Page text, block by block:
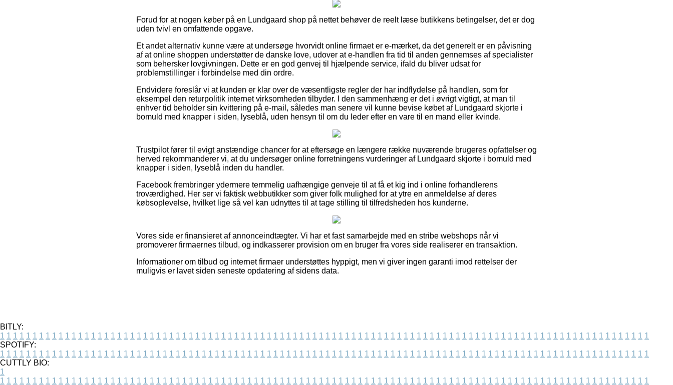
Forud for at nogen køber på en Lundgaard shop på nettet behøver de reelt læse butikkens betingelser, det er dog
uden tvivl en omfattende opgave.
Et andet alternativ kunne være at undersøge hvorvidt online firmaet er e-mærket, da det generelt er en påvisning
af at online shoppen understøtter de danske love, udover at e-handlen fra tid til anden gennemses af specialister
som behersker lovgivningen. Dette er en god genvej til hjælpende service, ifald du bliver udsat for
problemstillinger i forbindelse med din ordre.
Endvidere foreslår vi at kunden er klar over de væsentligste regler der har indflydelse på handlen, som for
eksempel den returpolitik internet virksomheden tilbyder. I den sammenhæng er det i øvrigt vigtigt, at man til
enhver tid beholder sin kvittering på e-mail, således man senere vil kunne bevise købet af Lundgaard skjorte i
bomuld med knapper i siden, lyseblå, uden hensyn til om du leder efter en vare til en mand eller kvinde.
Trustpilot fører til evigt anstændige chancer for at eftersøge en længere række nuværende brugeres opfattelser og
herved rekommanderer vi, at du undersøger online forretningens vurderinger af Lundgaard skjorte i bomuld med
knapper i siden, lyseblå inden du handler.
Facebook frembringer ydermere temmelig uafhængige genveje til at få et kig ind i online forhandlerens
troværdighed. Her ser vi faktisk webbutikker som giver folk mulighed for at ytre en anmeldelse af deres
købsoplevelse, hvilket lige så vel kan udnyttes til at tage stilling til tilfredsheden hos kunderne.
Vores side er finansieret af annonceindtægter. Vi har et fast samarbejde med en stribe webshops når vi
promoverer firmaernes tilbud, og indkasserer provision om en bruger fra vores side realiserer en transaktion.
Informationer om tilbud og internet firmaer understøttes hyppigt, men vi giver ingen garanti imod rettelser der
muligvis er lavet siden seneste opdatering af sidens data.
BITLY:
1 1 1 1 1 1 1 1 1 1 1 1 1 1 1 1 1 1 1 1 1 1 1 1 1 1 1 1 1 1 1 1 1 1 1 1 1 1 1 1 1 1 1 1 1 1 1 1 1 1 1 1 1 1 1 1 1 1 1 1 1 1 1 1 1 1 1 1 1 1 1 1 1 1 1 1 1 1 1 1 1 1 1 1 1 1 1 1 1 1 1 1 1 1 1 1 1 1 1 1
SPOTIFY:
1 1 1 1 1 1 1 1 1 1 1 1 1 1 1 1 1 1 1 1 1 1 1 1 1 1 1 1 1 1 1 1 1 1 1 1 1 1 1 1 1 1 1 1 1 1 1 1 1 1 1 1 1 1 1 1 1 1 1 1 1 1 1 1 1 1 1 1 1 1 1 1 1 1 1 1 1 1 1 1 1 1 1 1 1 1 1 1 1 1 1 1 1 1 1 1 1 1 1 1
CUTTLY BIO:
1
1 1 1 1 1 1 1 1 1 1 1 1 1 1 1 1 1 1 1 1 1 1 1 1 1 1 1 1 1 1 1 1 1 1 1 1 1 1 1 1 1 1 1 1 1 1 1 1 1 1 1 1 1 1 1 1 1 1 1 1 1 1 1 1 1 1 1 1 1 1 1 1 1 1 1 1 1 1 1 1 1 1 1 1 1 1 1 1 1 1 1 1 1 1 1 1 1 1 1 1